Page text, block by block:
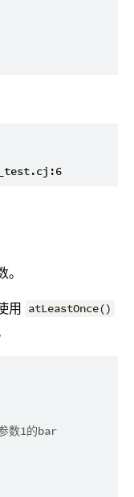
用 atLeastOnce()
数1的bar